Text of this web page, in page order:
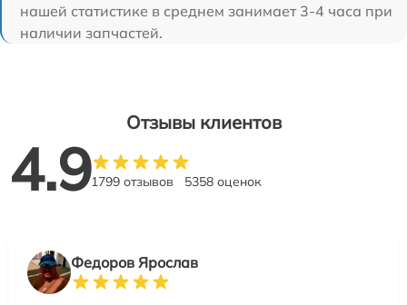
нашей статистике в среднем занимает 3-4 часа при
наличии запчастей.
Отзывы клиентов
4.91799 отзывов 5358 оценок
Федоров Ярослав